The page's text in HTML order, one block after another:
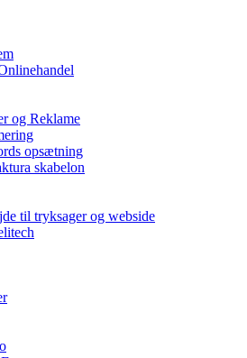
og Reklame
opsætning
skabelon
til tryksager og webside